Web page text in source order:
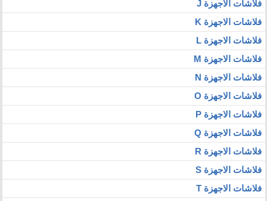
فلاشات الاجهزة J
فلاشات الاجهزة K
فلاشات الاجهزة L
فلاشات الاجهزة M
فلاشات الاجهزة N
فلاشات الاجهزة O
فلاشات الاجهزة P
فلاشات الاجهزة Q
فلاشات الاجهزة R
فلاشات الاجهزة S
فلاشات الاجهزة T